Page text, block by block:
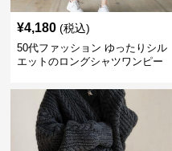
¥4,180 (税込)
50代ファッション ゆったりシル
エットのロングシャツワンピー